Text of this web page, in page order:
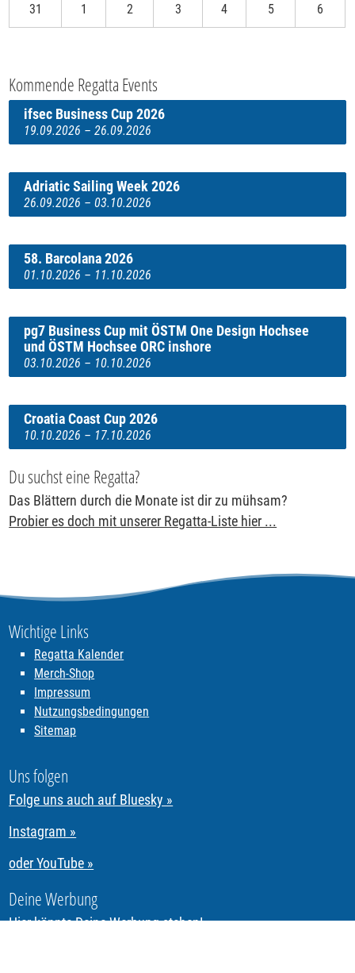
31 1 2 3 4 5 6
Kommende Regatta Events
ifsec Business Cup 2026
19.09.2026 – 26.09.2026
Adriatic Sailing Week 2026
26.09.2026 – 03.10.2026
58. Barcolana 2026
01.10.2026 – 11.10.2026
pg7 Business Cup mit ÖSTM One Design Hochsee
und ÖSTM Hochsee ORC inshore
03.10.2026 – 10.10.2026
Croatia Coast Cup 2026
10.10.2026 – 17.10.2026
Du suchst eine Regatta?
Das Blättern durch die Monate ist dir zu mühsam?
Probier es doch mit unserer Regatta-Liste hier ...
Wichtige Links
Regatta Kalender
Merch-Shop
Impressum
Nutzungsbedingungen
Sitemap
Uns folgen
Folge uns auch auf Bluesky »
Instagram »
oder YouTube »
Deine Werbung
Hier könnte Deine Werbung stehen!